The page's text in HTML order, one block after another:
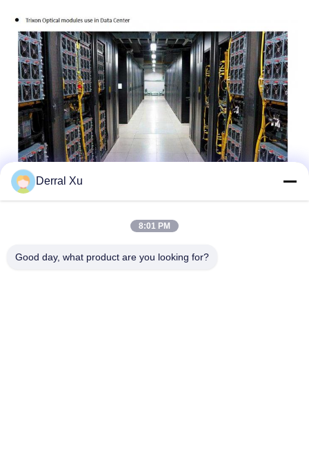
Etichette:
Modulo Del Ricetrasmettitore Di SFP
Trasmettitore Bidirezionale Sfp
Derral Xu
8:01 PM
Good day, what product are you looking for?